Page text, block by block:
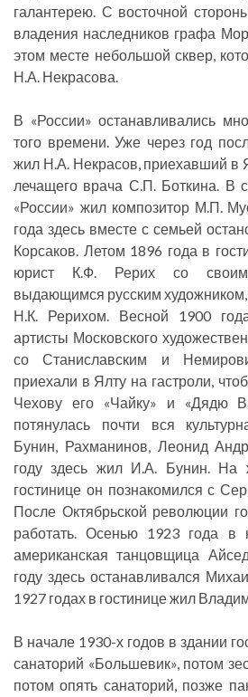
галантерею. С восточной
владения наследников графа
этом месте небольшой сквер,
Н.А. Некрасова.
В «России» останавливались
того времени. Уже через год
жил Н.А. Некрасов, приехавший в
лечащего врача С.П. Боткина. В
«России» жил композитор М.П.
года здесь вместе с семьей
Корсаков. Летом 1896 года в
юрист К.Ф. Рерих со
выдающимся русским
Н.К. Рерихом. Весной 1900
артисты Московского
со Станиславским и
приехали в Ялту на гастроли,
Чехову его «Чайку» и «Дядю
потянулась почти вся
Бунин, Рахманинов, Леонид
году здесь жил И.А. Бунин. На
гостинице он познакомился с
После Октябрьской революции
работать. Осенью 1923 года в
американская танцовщица
году здесь останавливался
1927 годах в гостинице жил
В начале 1930-х годов в здании
санаторий «Большевик», потом
потом опять санаторий, позже